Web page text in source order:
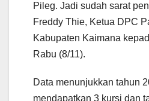
Pileg. Jadi sudah sarat
Freddy Thie, Ketua DPC
Kabupaten Kaimana
Rabu (8/11).
Data menunjukkan tahun
mendapatkan 3 kursi dan